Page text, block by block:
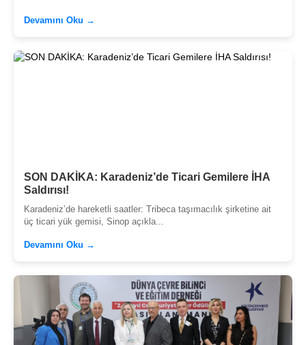
Devamını Oku →
SON DAKİKA: Karadeniz’de Ticari Gemilere İHA
Saldırısı!
Karadeniz’de hareketli saatler: Tribeca taşımacılık şirketine ait
üç ticari yük gemisi, Sinop açıkla...
Devamını Oku →